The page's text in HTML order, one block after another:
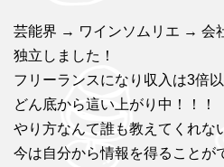
芸能界 → ワインソムリエ → 会
独立しました！
フリーランスになり収入は3倍
どん底から這い上がり中！！！
やり方なんて誰も教えてくれな
今は自分から情報を得ることが